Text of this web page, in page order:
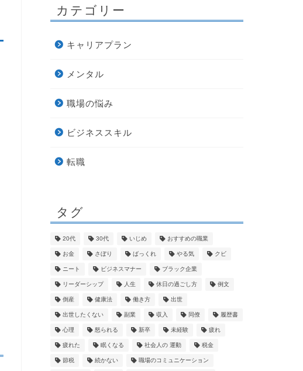
カテゴリー
キャリアプラン
メンタル
職場の悩み
ビジネススキル
転職
タグ
20代 30代 いじめ おすすめの職業
お金 さぼり ばっくれ やる気 クビ
ニート ビジネスマナー ブラック企業
リーダーシップ 人生 休日の過ごし方 例文
倒産 健康法 働き方 出世
出世したくない 副業 収入 同僚 履歴書
心理 怒られる 新卒 未経験 疲れ
疲れた 眠くなる 社会人の 運動 税金
節税 続かない 職場のコミュニケーション